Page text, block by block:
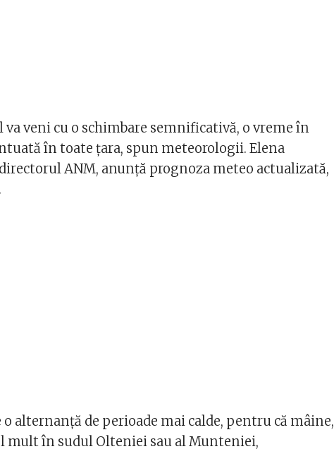
va veni cu o schimbare semnificativă, o vreme în
în toate țara, spun meteorologii. Elena
ANM, anunţă prognoza meteo actualizată,
o alternanță de perioade mai calde, pentru că mâine,
mult în sudul Olteniei sau al Munteniei,